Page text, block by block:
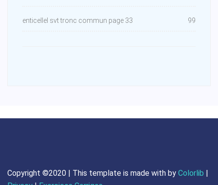
enticellel svt tronc commun page 33 99
Copyright ©2020 | This template is made with by Colorlib |